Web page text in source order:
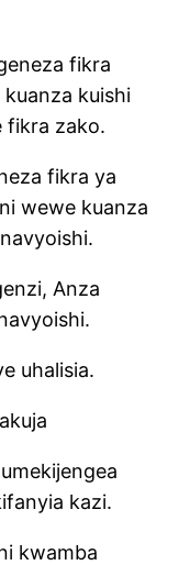
fikra
kuishi
fikra zako.
fikra ya
wewe kuanza
Anza
uhalisia.
kazi.
kwamba